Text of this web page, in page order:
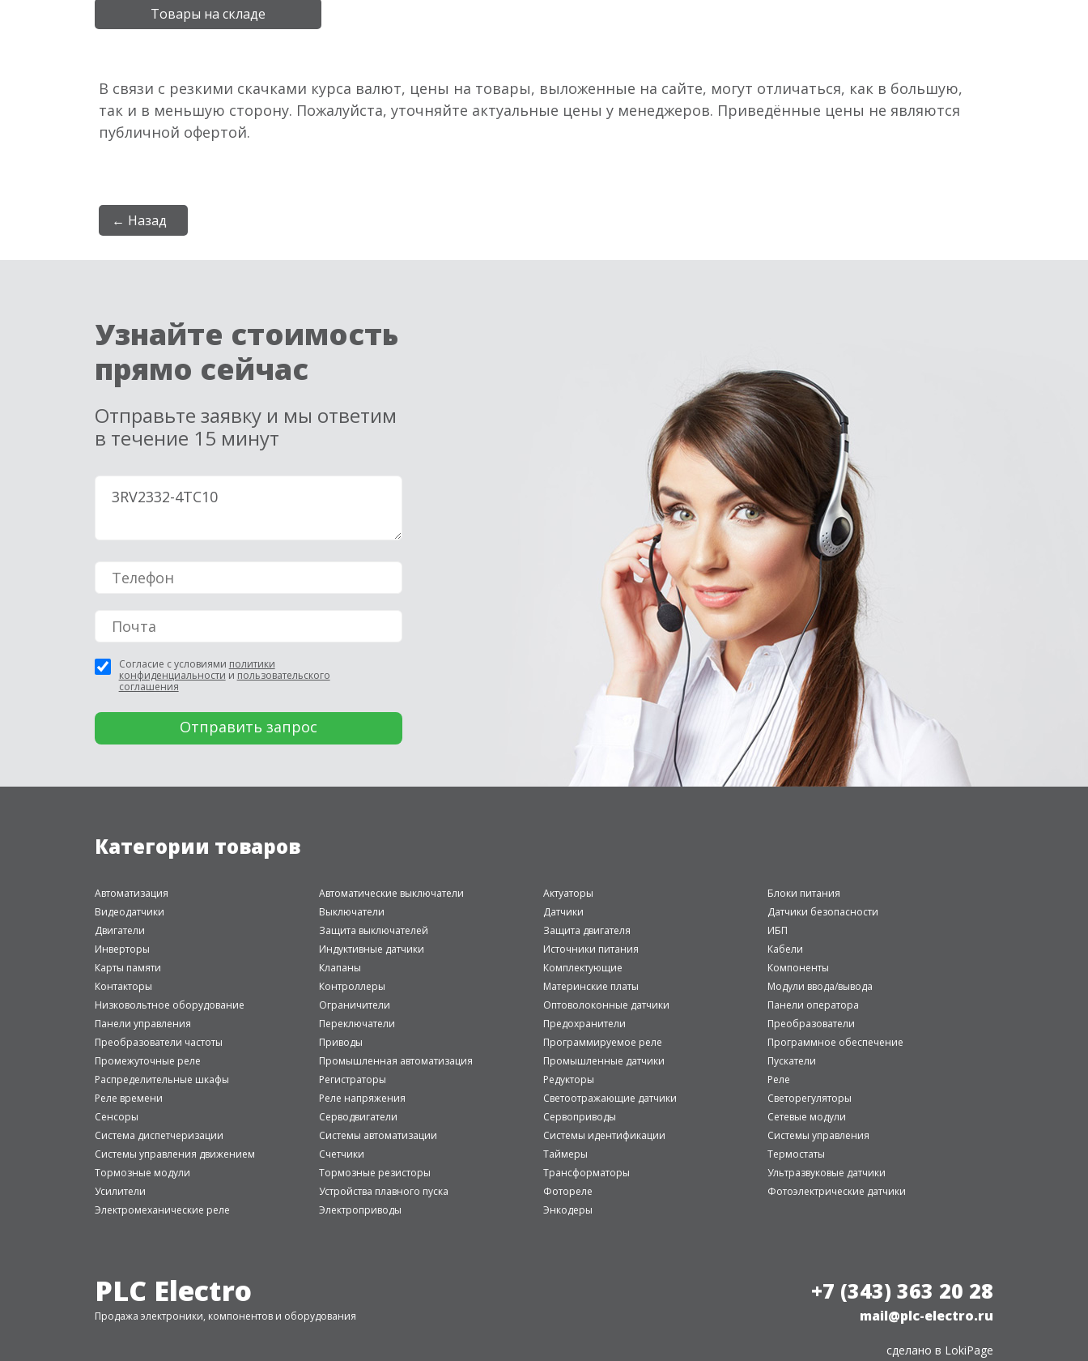
Товары на складе
В связи с резкими скачками курса валют, цены на товары, выложенные на сайте, могут отличаться, как в большую,
так и в меньшую сторону. Пожалуйста, уточняйте актуальные цены у менеджеров. Приведённые цены не являются
публичной офертой.
← Назад
Узнайте стоимость
прямо сейчас
Отправьте заявку и мы ответим
в течение 15 минут
Согласие с условиями политики
конфиденциальности и пользовательского
соглашения
Категории товаров
Автоматизация Автоматические выключатели Актуаторы
Блоки питания
Видеодатчики
Выключатели Датчики
Датчики безопасности
Двигатели
Защита выключателей Защита двигателя
ИБП
Инверторы
Индуктивные датчики Источники питания
Кабели
Карты памяти
Клапаны Комплектующие
Компоненты
Контакторы
Контроллеры Материнские платы
Модули ввода/вывода
Низковольтное оборудование
Ограничители Оптоволоконные датчики
Панели оператора
Панели управления
Переключатели Предохранители
Преобразователи
Преобразователи частоты
Приводы Программируемое реле
Программное обеспечение
Промежуточные реле
Промышленная автоматизация Промышленные датчики
Пускатели
Распределительные шкафы
Регистраторы Редукторы
Реле
Реле времени
Реле напряжения Светоотражающие датчики
Светорегуляторы
Сенсоры
Серводвигатели Сервоприводы
Сетевые модули
Система диспетчеризации
Системы автоматизации Системы идентификации
Системы управления
Системы управления движением
Счетчики Таймеры
Термостаты
Тормозные модули
Тормозные резисторы Трансформаторы
Ультразвуковые датчики
Усилители
Устройства плавного пуска Фотореле
Фотоэлектрические датчики
Электромеханические реле
Электроприводы Энкодеры
PLC Electro
Продажа электроники, компонентов и оборудования
+7 (343) 363 20 28
mail@plc-electro.ru
сделано в LokiPage